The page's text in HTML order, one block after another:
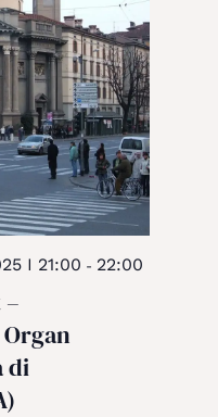
I 21:00 - 22:00
di